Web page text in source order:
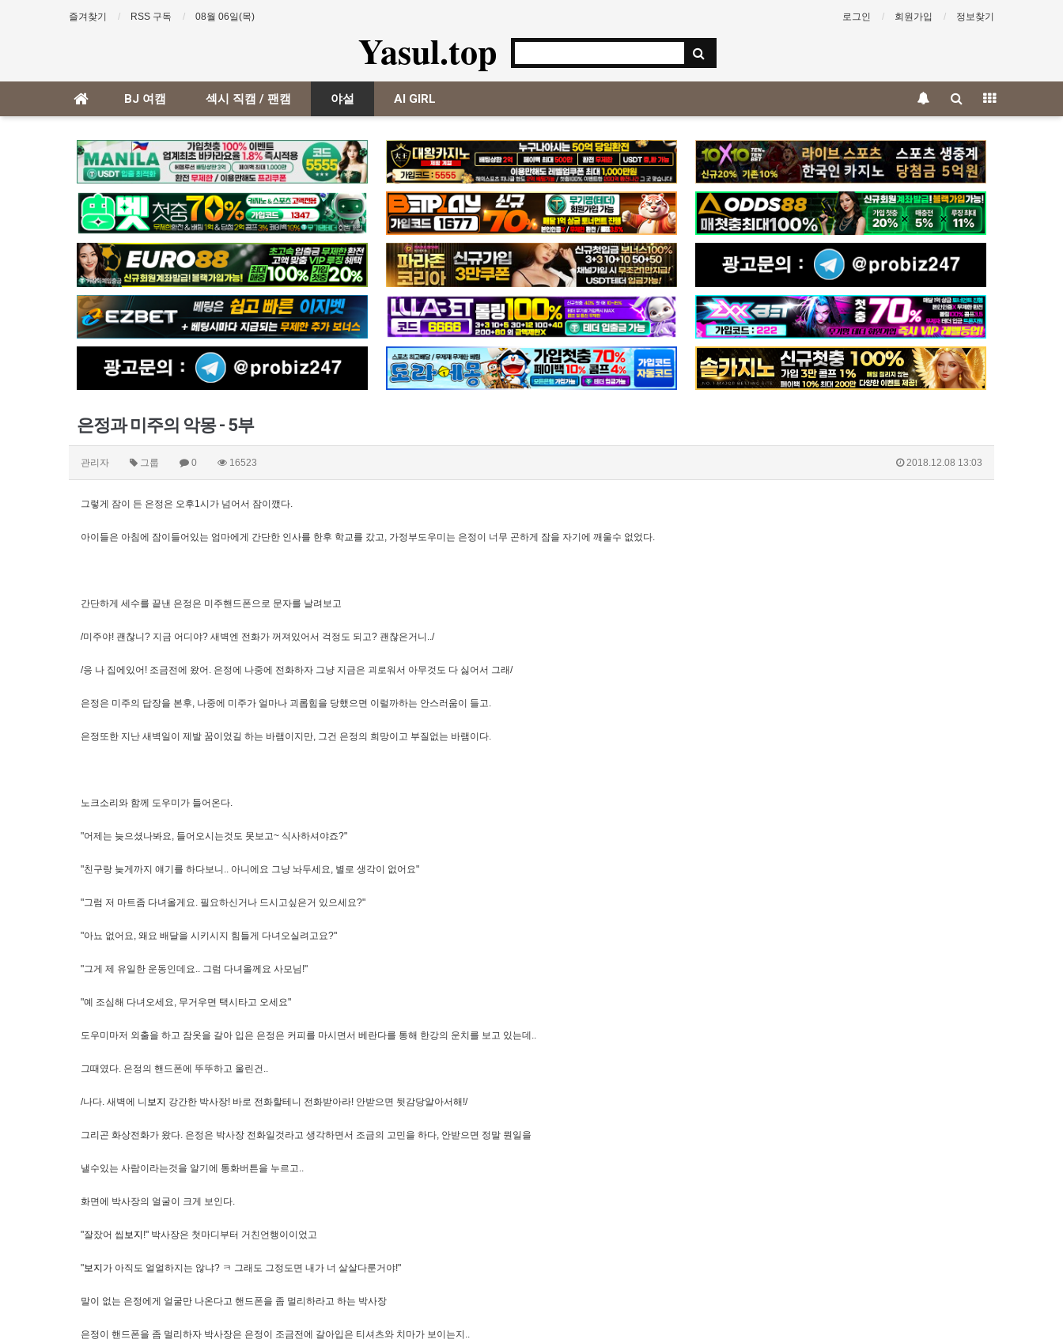
즐겨찾기 RSS 구독 08월 06일(목) 로그인 회원가입 정보찾기
Yasul.top
BJ 여캠 섹시 직캠 / 팬캠 야설 AI GIRL
은정과 미주의 악몽 - 5부
관리자 그룹 0 16523 2018.12.08 13:03
그렇게 잠이 든 은정은 오후1시가 넘어서 잠이깼다.
아이들은 아침에 잠이들어있는 엄마에게 간단한 인사를 한후 학교를 갔고, 가정부도우미는 은정이 너무 곤하게 잠을 자기에 깨울수 없었다.
간단하게 세수를 끝낸 은정은 미주핸드폰으로 문자를 날려보고
/미주야! 괜찮니? 지금 어디야? 새벽엔 전화가 꺼져있어서 걱정도 되고? 괜찮은거니../
/응 나 집에있어! 조금전에 왔어. 은정에 나중에 전화하자 그냥 지금은 괴로워서 아무것도 다 싫어서 그래/
은정은 미주의 답장을 본후, 나중에 미주가 얼마나 괴롭힘을 당했으면 이럴까하는 안스러움이 들고.
은정또한 지난 새벽일이 제발 꿈이었길 하는 바램이지만, 그건 은정의 희망이고 부질없는 바램이다.
노크소리와 함께 도우미가 들어온다.
"어제는 늦으셨나봐요, 들어오시는것도 못보고~ 식사하셔야죠?"
"친구랑 늦게까지 얘기를 하다보니.. 아니에요 그냥 놔두세요, 별로 생각이 없어요"
"그럼 저 마트좀 다녀올게요. 필요하신거나 드시고싶은거 있으세요?"
"아뇨 없어요, 왜요 배달을 시키시지 힘들게 다녀오실려고요?"
"그게 제 유일한 운동인데요.. 그럼 다녀올께요 사모님!"
"예 조심해 다녀오세요, 무거우면 택시타고 오세요"
도우미마저 외출을 하고 잠옷을 갈아 입은 은정은 커피를 마시면서 베란다를 통해 한강의 운치를 보고 있는데..
그때였다. 은정의 핸드폰에 뚜뚜하고 울린건..
/나다. 새벽에 니 보지 강간한 박사장! 바로 전화할테니 전화받아라! 안받으면 뒷감당알아서해!/
그리곤 화상전화가 왔다. 은정은 박사장 전화일것라고 생각하면서 조금의 고민을 하다, 안받으면 정말 뭔일을
낼수있는 사람이라는것을 알기에 통화버튼을 누르고..
화면에 박사장의 얼굴이 크게 보인다.
"잘잤어 씹 보지 !" 박사장은 첫마디부터 거친언행이이었고
"보지 가 아직도 얼얼하지는 않냐? ㅋ 그래도 그정도면 내가 너 살살다룬거야!"
말이 없는 은정에게 얼굴만 나온다고 핸드폰을 좀 멀리하라고 하는 박사장
은정이 핸드폰을 좀 멀리하자 박사장은 은정이 조금전에 갈아입은 티셔츠와 치마가 보이는지..